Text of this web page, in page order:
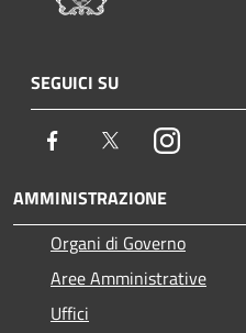
SEGUICI SU
Facebook TwitterInstagram
AMMINISTRAZIONE
Organi di Governo
Aree Amministrative
Uffici